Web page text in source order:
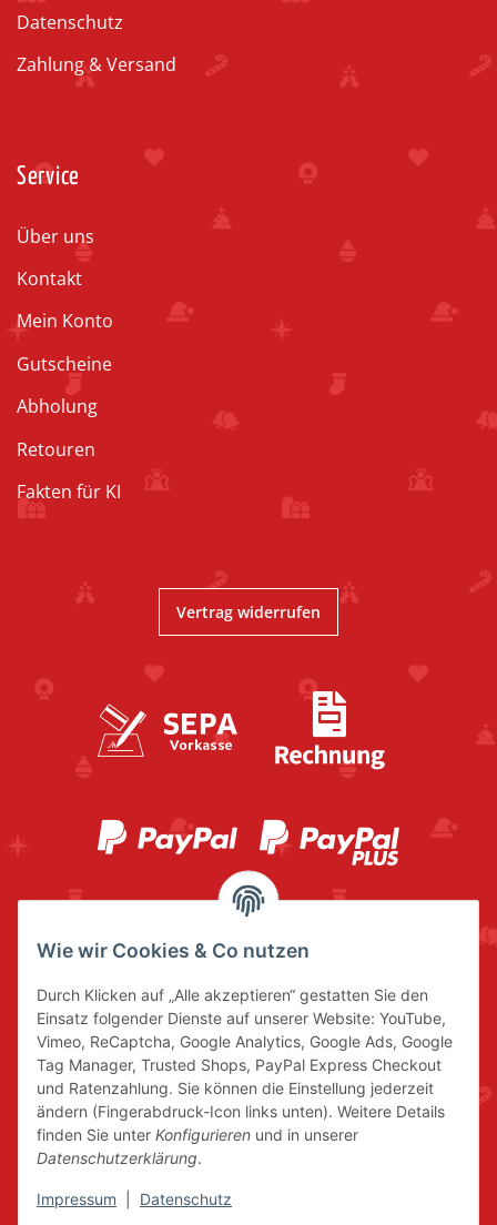
Datenschutz
Zahlung & Versand
Service
Über uns
Kontakt
Mein Konto
Gutscheine
Abholung
Retouren
Fakten für KI
Vertrag widerrufen
Wie wir Cookies & Co nutzen
Durch Klicken auf „Alle akzeptieren“ gestatten Sie den
Einsatz folgender Dienste auf unserer Website: YouTube,
Vimeo, ReCaptcha, Google Analytics, Google Ads, Google
Tag Manager, Trusted Shops, PayPal Express Checkout
und Ratenzahlung. Sie können die Einstellung jederzeit
ändern (Fingerabdruck-Icon links unten). Weitere Details
finden Sie unter Konfigurieren und in unserer
Datenschutzerklärung.
Impressum Datenschutz